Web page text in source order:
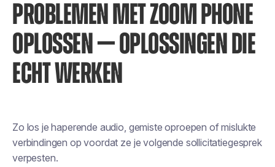
PROBLEMEN MET ZOOM PHONE
OPLOSSEN — OPLOSSINGEN DIE
ECHT WERKEN
Zo los je haperende audio, gemiste oproepen of mislukte
verbindingen op voordat ze je volgende sollicitatiegesprek
verpesten.